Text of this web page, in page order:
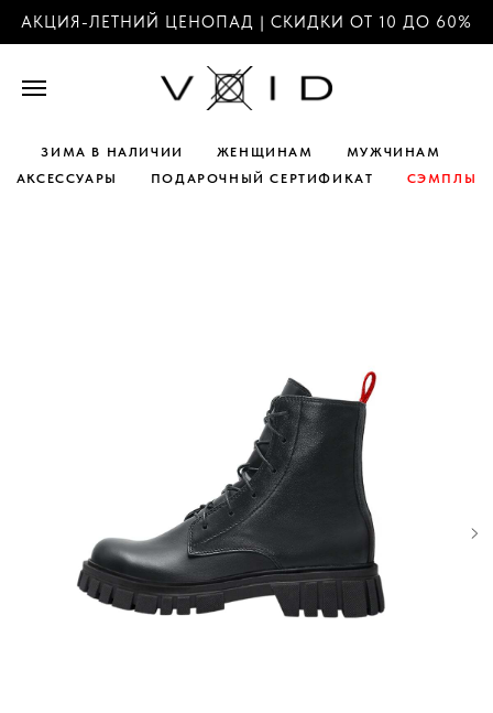
АКЦИЯ-ЛЕТНИЙ ЦЕНОПАД | СКИДКИ ОТ 10 ДО 60%
ЗИМА В НАЛИЧИИ ЖЕНЩИНАМ
МУЖЧИНАМ
АКСЕССУАРЫ
ПОДАРОЧНЫЙ СЕРТИФИКАТ СЭМПЛЫ